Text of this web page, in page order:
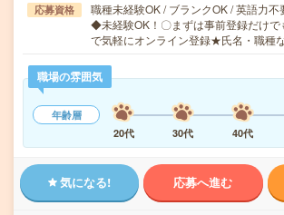
応募資格
職種未経験OK / ブランクOK / 英語力不
◆未経験OK！〇まずは事前登録だけで
で気軽にオンライン登録★氏名・職種
職場の雰囲気
年齢層
20代
30代 40代
気になる! 応募へ進む